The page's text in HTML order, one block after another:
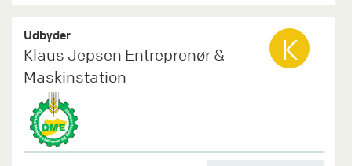
Udbyder
Klaus Jepsen Entreprenør &
Maskinstation
K